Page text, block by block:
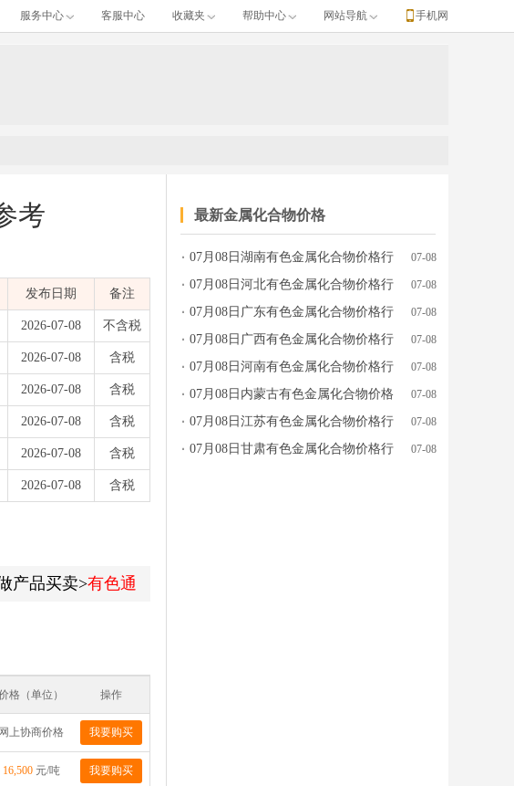
服务中心 客服中心 收藏夹 帮助中心 网站导航 手机网
考
、价格区间、单位、涨跌、产地牌号、发布日期等完整行情数据。
发布日期 备注
2026-07-08 不含税
2026-07-08 含税
2026-07-08 含税
2026-07-08 含税
2026-07-08 含税
2026-07-08 含税
产品买卖>有色通
格（单位） 操作
网上协商价格 我要购买
16,500 元/吨 我要购买
最新金属化合物价格
07月08日湖南有色金属化合物价格行
情参考
07-08
07月08日河北有色金属化合物价格行
情参考
07-08
07月08日广东有色金属化合物价格行
情参考
07-08
07月08日广西有色金属化合物价格行
情参考
07-08
07月08日河南有色金属化合物价格行
情参考
07-08
07月08日内蒙古有色金属化合物价格
行情参考
07-08
07月08日江苏有色金属化合物价格行
情参考
07-08
07月08日甘肃有色金属化合物价格行
07-08